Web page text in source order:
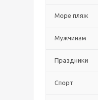
Море пляж
Мужчинам
Праздники
Спорт